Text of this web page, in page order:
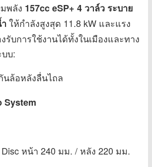
พลัง 157cc eSP+ 4 วาล์ว ระบาย
ให้กำลังสูงสุด 11.8 kW และแรง
รับการใช้งานได้ทั้งในเมืองและทาง
บ:
นล้อหลังลื่นไถล
System
Disc หน้า 240 มม. / หลัง 220 มม.